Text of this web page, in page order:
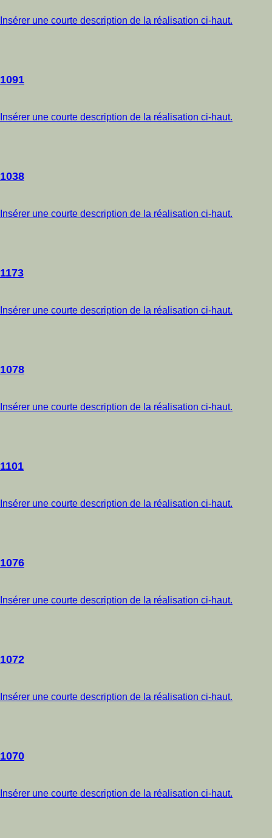
Insérer une courte description de la réalisation ci-haut.
1091
Insérer une courte description de la réalisation ci-haut.
1038
Insérer une courte description de la réalisation ci-haut.
1173
Insérer une courte description de la réalisation ci-haut.
1078
Insérer une courte description de la réalisation ci-haut.
1101
Insérer une courte description de la réalisation ci-haut.
1076
Insérer une courte description de la réalisation ci-haut.
1072
Insérer une courte description de la réalisation ci-haut.
1070
Insérer une courte description de la réalisation ci-haut.